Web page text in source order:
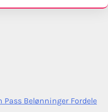
Belønninger Fordele